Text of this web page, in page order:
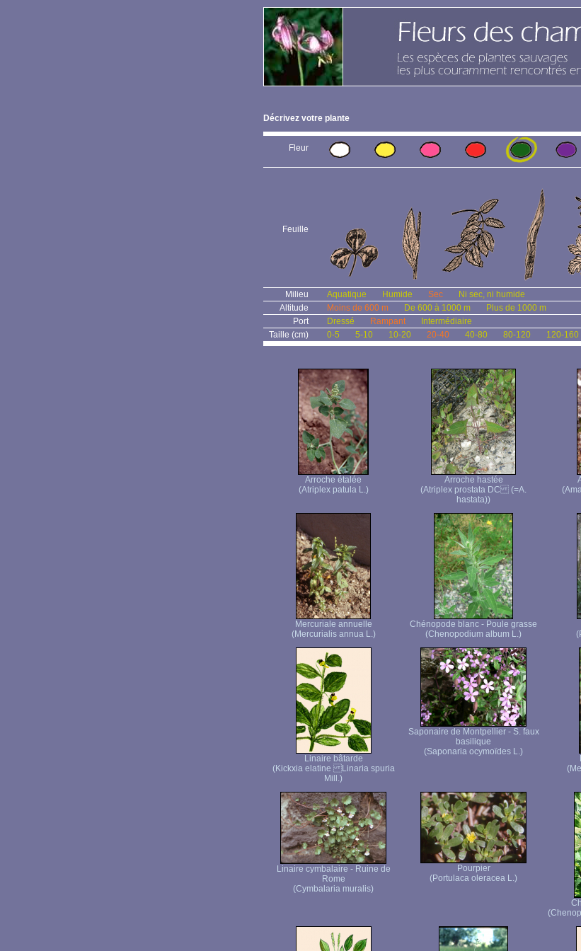
Décrivez votre plante
Fleur
Feuille
Milieu Aquatique Humide Sec
Ni sec, ni humide
Altitude
Moins de 600 m De 600 à 1000 m
Plus de 1000 m
Port
Dressé Rampant
Intermédiaire
Taille (cm)
0-5 5-10 10-20 20-40 40-80 80-120 120-160
Arroche étalée
(Atriplex patula L.)
Arroche hastée
(Atriplex prostata DC (=A.
hastata))
Mercuriale annuelle
(Mercurialis annua L.)
Chénopode blanc - Poule grasse
(Chenopodium album L.)
Linaire bâtarde
(Kickxia elatine Linaria spuria
Mill.)
Saponaire de Montpellier - S. faux
basilique
(Saponaria ocymoïdes L.)
Linaire cymbalaire - Ruine de
Rome
(Cymbalaria muralis)
Pourpier
(Portulaca oleracea L.)